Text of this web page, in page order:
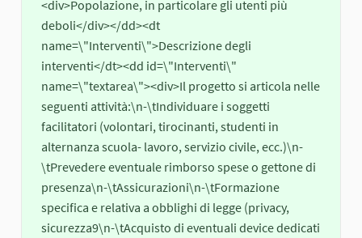
<div>Popolazione, in particolare gli utenti più
deboli</div></dd><dt
name=\"Interventi\">Descrizione degli
interventi</dt><dd id=\"Interventi\"
name=\"textarea\"><div>Il progetto si articola nelle
seguenti attività:\n-\tIndividuare i soggetti
facilitatori (volontari, tirocinanti, studenti in
alternanza scuola- lavoro, servizio civile, ecc.)\n-
\tPrevedere eventuale rimborso spese o gettone di
presenza\n-\tAssicurazioni\n-\tFormazione
specifica e relativa a obblighi di legge (privacy,
sicurezza9\n-\tAcquisto di eventuali device dedicati